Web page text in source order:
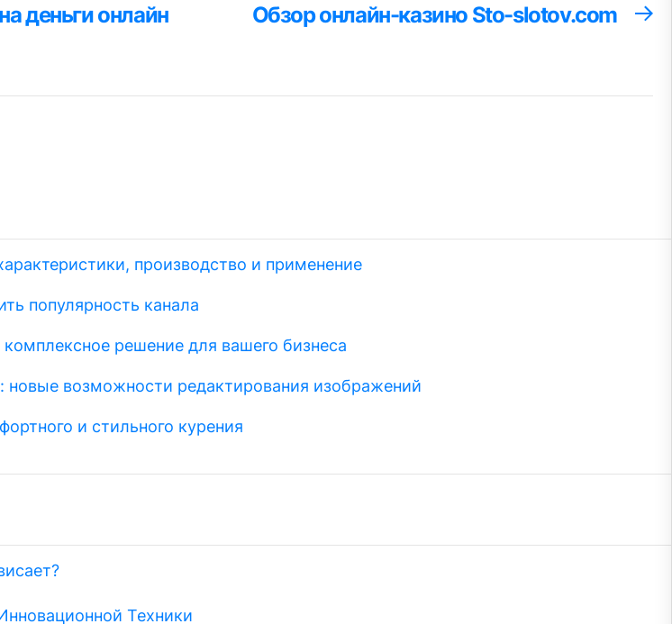
деньги онлайн
Обзор онлайн-казино Sto-slotov.com
производство и применение
популярность канала
решение для вашего бизнеса
новые возможности редактирования изображений
и стильного курения
Техники